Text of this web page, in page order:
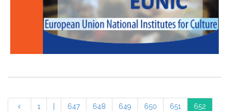
1 647 648 649 650 651 652